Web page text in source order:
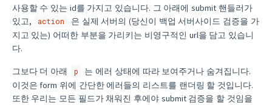
사용할 수 있는 id를 가지고 있습니다. 그 아래에 submit 핸들러가
있고,
action
은 실제 서버의 (당신이 백업 서버사이드 검증을 가
지고 있는) 어떠한 부분을 가리키는 비영구적인 url을 담고 있습니
다.
그보다 더 아래 p
는 에러 상태에 따라 보여주거나 숨겨집니다.
이것은 form 위에 간단한 에러들의 리스트를 랜더링 할 것입니다.
또한 우리는 모든 필드가 채워진 후에야 submit 검증을 할 것임을